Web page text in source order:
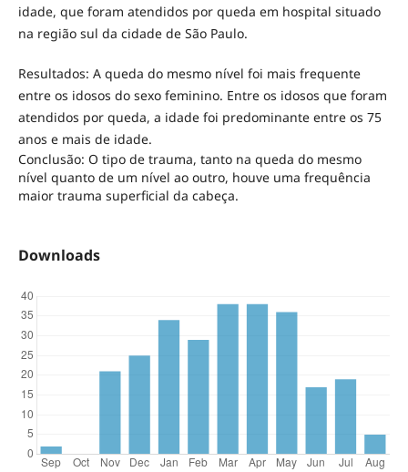
idade, que foram atendidos por queda em hospital situado
na região sul da cidade de São Paulo.
Resultados: A queda do mesmo nível foi mais frequente
entre os idosos do sexo feminino. Entre os idosos que foram
atendidos por queda, a idade foi predominante entre os 75
anos e mais de idade.
Conclusão: O tipo de trauma, tanto na queda do mesmo
nível quanto de um nível ao outro, houve uma frequência
maior trauma superficial da cabeça.
Downloads